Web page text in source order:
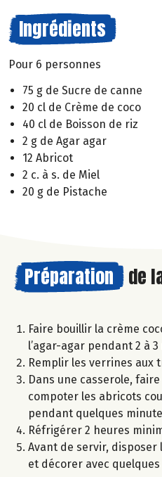
Ingrédients
Pour 6 personnes
75 g de Sucre de canne
20 cl de Crème de coco
40 cl de Boisson de riz
2 g de Agar agar
12 Abricot
2 c. à s. de Miel
20 g de Pistache
Préparation de
Faire bouillir la crème
l’agar-agar pendant 2 à 3
Remplir les verrines aux
Dans une casserole,
compoter les abricots
pendant quelques
Réfrigérer 2 heures
Avant de servir, disposer
et décorer avec